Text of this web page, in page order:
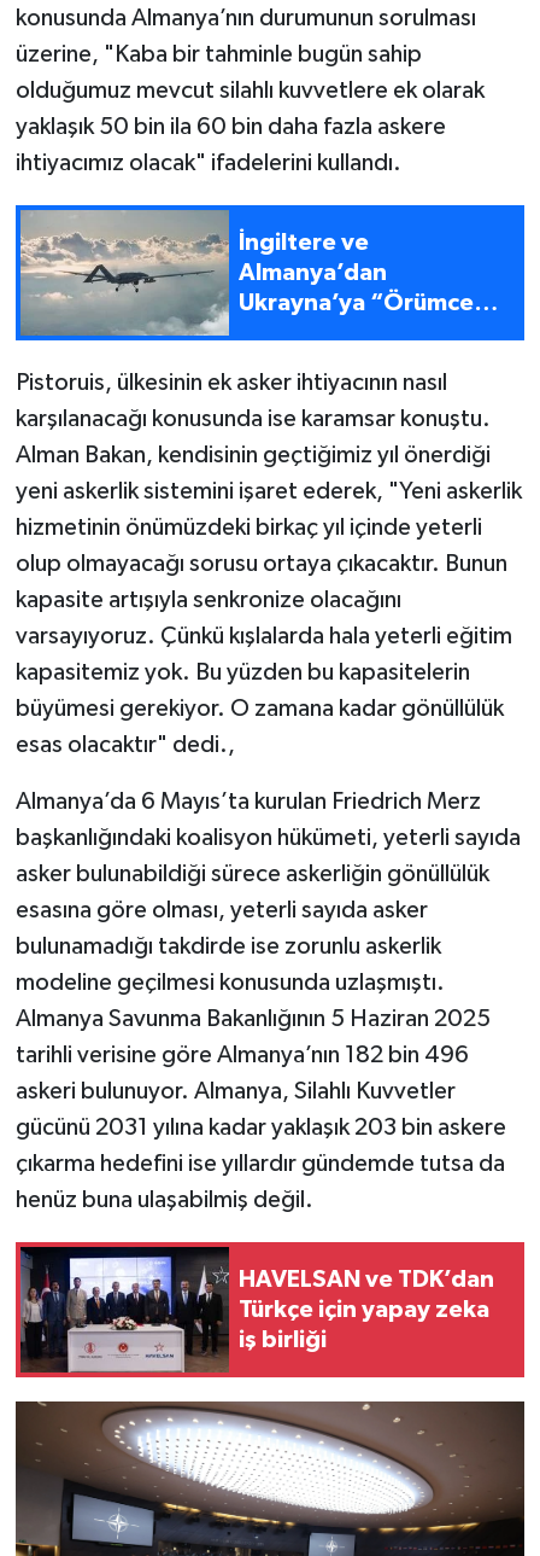
konusunda Almanya’nın durumunun sorulması
üzerine, "Kaba bir tahminle bugün sahip
olduğumuz mevcut silahlı kuvvetlere ek olarak
yaklaşık 50 bin ila 60 bin daha fazla askere
ihtiyacımız olacak" ifadelerini kullandı.
İngiltere ve
Almanya’dan
Ukrayna’ya “Örümcek
Pistoruis, ülkesinin ek asker ihtiyacının nasıl
karşılanacağı konusunda ise karamsar konuştu.
Alman Bakan, kendisinin geçtiğimiz yıl önerdiği
yeni askerlik sistemini işaret ederek, "Yeni askerlik
hizmetinin önümüzdeki birkaç yıl içinde yeterli
olup olmayacağı sorusu ortaya çıkacaktır. Bunun
kapasite artışıyla senkronize olacağını
varsayıyoruz. Çünkü kışlalarda hala yeterli eğitim
kapasitemiz yok. Bu yüzden bu kapasitelerin
büyümesi gerekiyor. O zamana kadar gönüllülük
esas olacaktır" dedi.,
Almanya’da 6 Mayıs’ta kurulan Friedrich Merz
başkanlığındaki koalisyon hükümeti, yeterli sayıda
asker bulunabildiği sürece askerliğin gönüllülük
esasına göre olması, yeterli sayıda asker
bulunamadığı takdirde ise zorunlu askerlik
modeline geçilmesi konusunda uzlaşmıştı.
Almanya Savunma Bakanlığının 5 Haziran 2025
tarihli verisine göre Almanya’nın 182 bin 496
askeri bulunuyor. Almanya, Silahlı Kuvvetler
gücünü 2031 yılına kadar yaklaşık 203 bin askere
çıkarma hedefini ise yıllardır gündemde tutsa da
henüz buna ulaşabilmiş değil.
HAVELSAN ve TDK’dan
Türkçe için yapay zeka
iş birliği